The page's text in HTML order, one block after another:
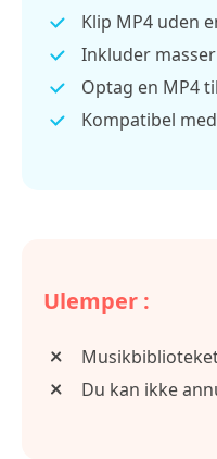
Klip MP4 uden
Inkluder
Optag en MP4
Kompatibel
Ulemper :
Du kan ikke